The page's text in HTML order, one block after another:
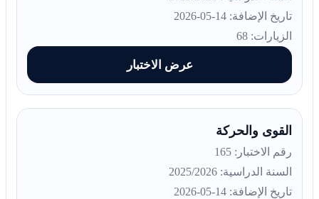
تاريخ الإضافة: 14-05-2026
الزيارات: 68
عرض الاختبار
القوى والحركة
رقم الاختبار: 165
السنة الدراسية: 2025/2026
تاريخ الإضافة: 14-05-2026